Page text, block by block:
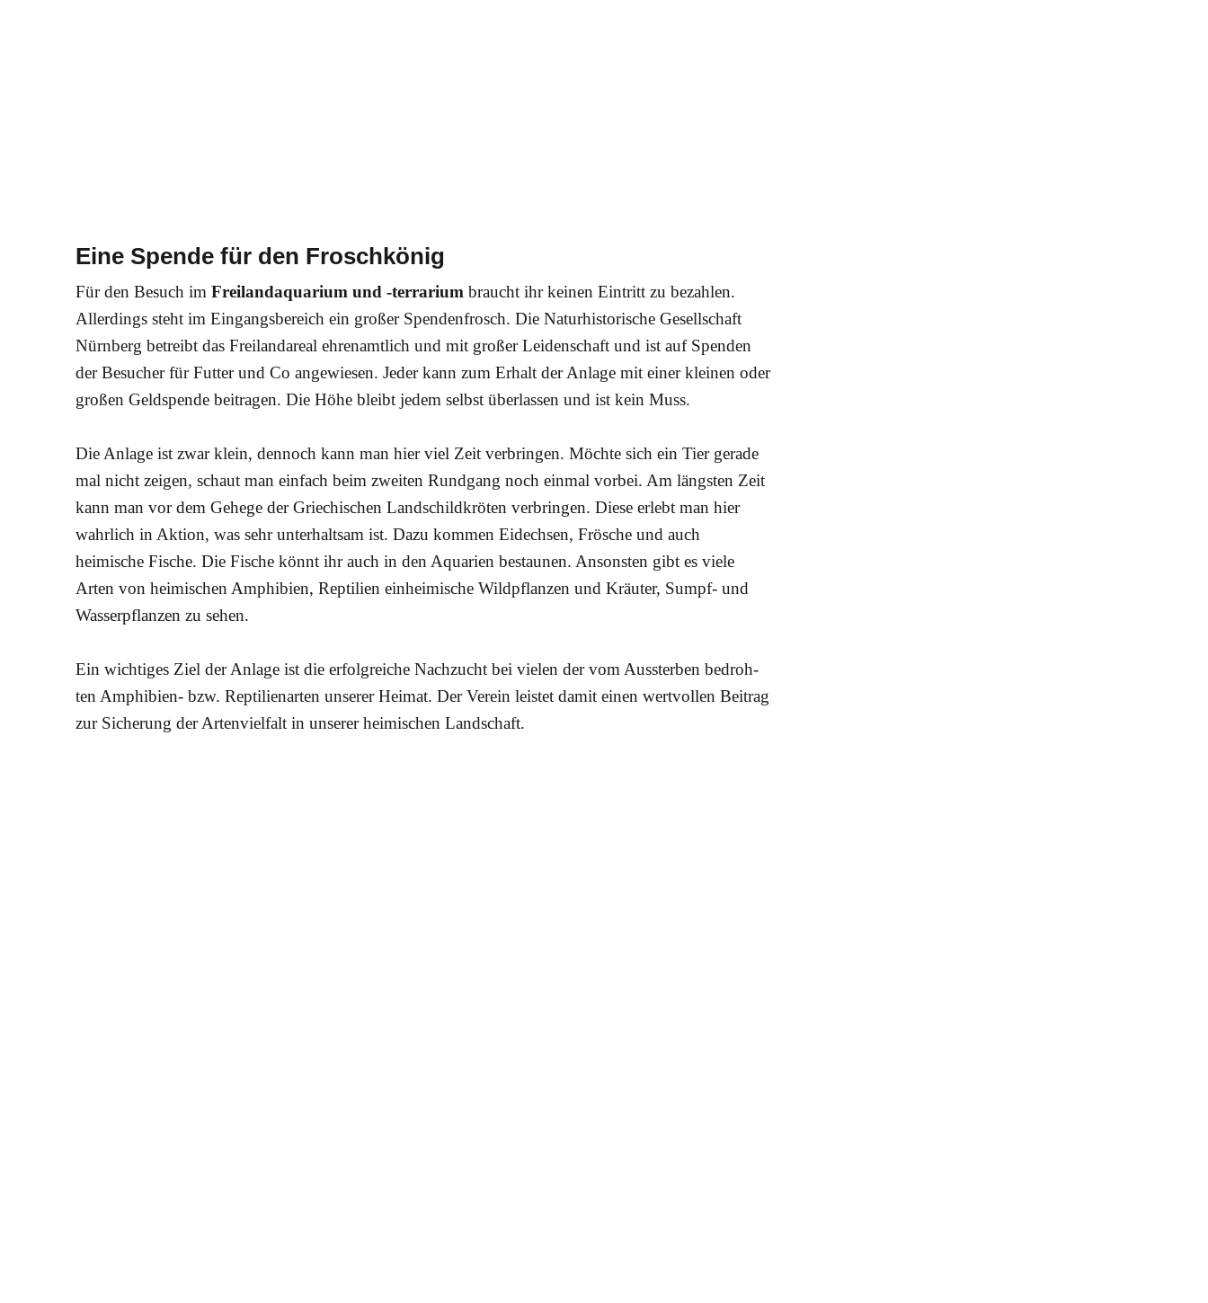
Eine Spende für den Froschkönig
Für den Besuch im Freilandaquarium und -terrarium braucht ihr keinen Eintritt zu bezahlen.
Allerdings steht im Eingangsbereich ein großer Spendenfrosch. Die Naturhistorische Gesellschaft
Nürnberg betreibt das Freilandareal ehrenamtlich und mit großer Leidenschaft und ist auf Spenden
der Besucher für Futter und Co angewiesen. Jeder kann zum Erhalt der Anlage mit einer kleinen oder
großen Geldspende beitragen. Die Höhe bleibt jedem selbst überlassen und ist kein Muss.
Die Anlage ist zwar klein, dennoch kann man hier viel Zeit verbringen. Möchte sich ein Tier gerade
mal nicht zeigen, schaut man einfach beim zweiten Rundgang noch einmal vorbei. Am längsten Zeit
kann man vor dem Gehege der Griechischen Landschildkröten verbringen. Diese erlebt man hier
wahrlich in Aktion, was sehr unterhaltsam ist. Dazu kommen Eidechsen, Frösche und auch
heimische Fische. Die Fische könnt ihr auch in den Aquarien bestaunen. Ansonsten gibt es viele
Arten von heimischen Amphi­bien, Repti­lien ein­heimi­sche Wild­pflanzen und Kräu­ter, Sumpf- und
Was­ser­pflanzen zu sehen.
Ein wichtiges Ziel der Anlage ist die er­folg­reiche Nach­zucht bei vie­len der vom Aus­ster­ben be­droh­
ten Amphi­bien- bzw. Rep­tilien­arten un­serer Hei­mat. Der Verein leistet damit einen wert­vol­len Bei­trag
zur Siche­rung der Arten­viel­falt in unse­rer heimi­schen Land­schaft.